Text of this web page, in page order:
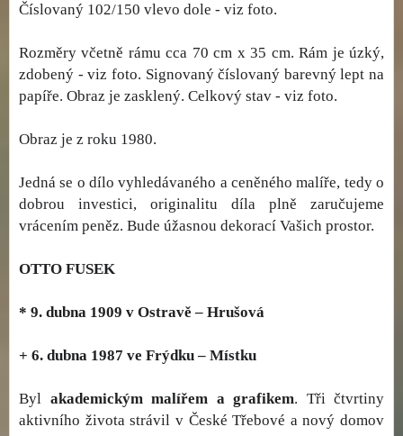
Číslovaný 102/150 vlevo dole - viz foto.
Rozměry včetně rámu cca 70 cm x 35 cm. Rám je úzký,
zdobený - viz foto. Signovaný číslovaný barevný lept na
papíře. Obraz je zasklený. Celkový stav - viz foto.
Obraz je z roku 1980.
Jedná se o dílo vyhledávaného a ceněného malíře, tedy o
dobrou investici, originalitu díla plně zaručujeme
vrácením peněz. Bude úžasnou dekorací Vašich prostor.
OTTO FUSEK
* 9. dubna 1909 v Ostravě – Hrušová
+ 6. dubna 1987 ve Frýdku – Místku
Byl akademickým malířem a grafikem. Tři čtvrtiny
aktivního života strávil v České Třebové a nový domov